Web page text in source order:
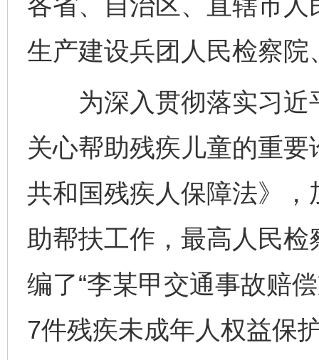
生产建设兵团人民检察
为深入贯彻落实习近
关心帮助残疾儿童的重
共和国残疾人保障法》
助帮扶工作，最高人民
编了“李某甲交通事故赔
7件残疾未成年人权益保